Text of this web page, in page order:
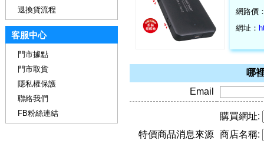
網路價
網址：
哪
Email
特價商品消息來源
購買網址:
商店名稱:
退換貨流程
客服中心
門市據點
門市取貨
隱私權保護
聯絡我們
FB粉絲連結